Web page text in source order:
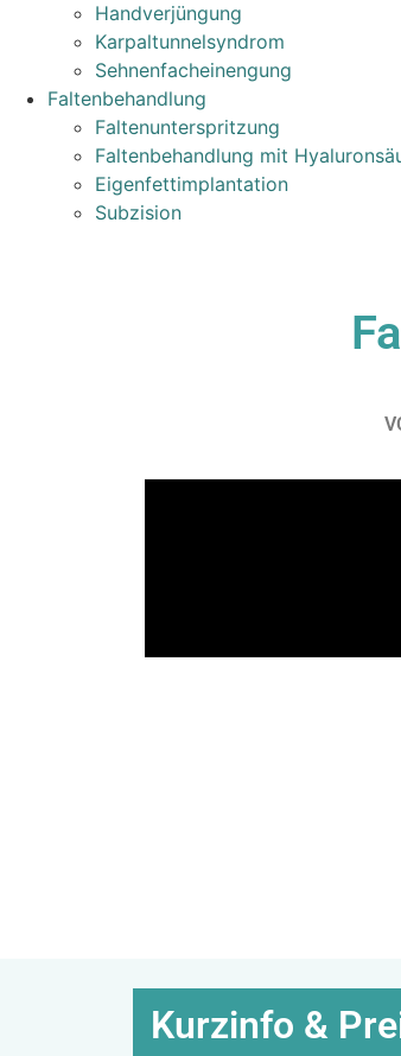
Handverjüngung
Karpaltunnelsyndrom
Sehnenfacheinengung
Faltenbehandlung
Faltenunterspritzung
Faltenbehandlung mit
Eigenfettimplantation
Subzision
Kurzinfo &